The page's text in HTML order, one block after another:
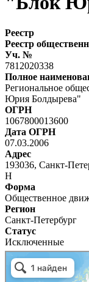
Реестр
Реестр
Уч. №
7812020338
Полное
Региональное
Юрия Болдырева"
ОГРН
1067800013600
Дата ОГРН
07.03.2006
Адрес
193036, Санкт-
Н
Форма
Общественное
Регион
Санкт-Петербург
Статус
Исключенные